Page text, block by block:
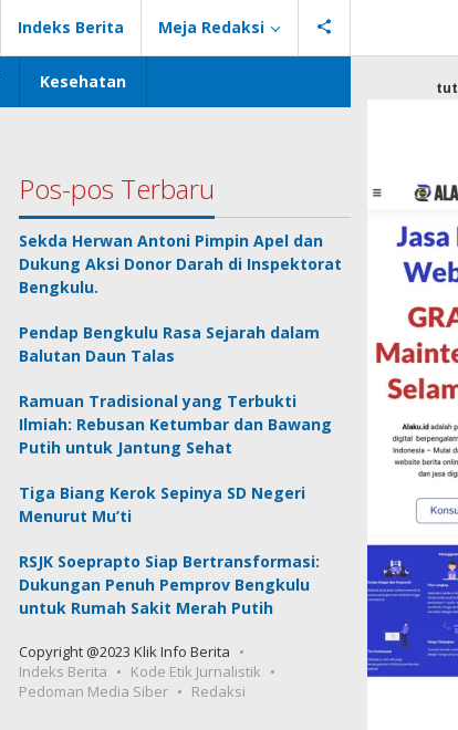
Indeks Berita Meja Redaksi
Kesehatan
Pos-pos Terbaru
Sekda Herwan Antoni Pimpin Apel dan
Dukung Aksi Donor Darah di Inspektorat
Bengkulu.
Pendap Bengkulu Rasa Sejarah dalam
Balutan Daun Talas
Ramuan Tradisional yang Terbukti
Ilmiah: Rebusan Ketumbar dan Bawang
Putih untuk Jantung Sehat
Tiga Biang Kerok Sepinya SD Negeri
Menurut Mu’ti
RSJK Soeprapto Siap Bertransformasi:
Dukungan Penuh Pemprov Bengkulu
untuk Rumah Sakit Merah Putih
Copyright @2023 Klik Info Berita
Indeks Berita
Kode Etik Jurnalistik
Pedoman Media Siber
Redaksi